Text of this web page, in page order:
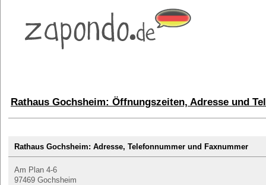
Rathaus Gochsheim: Öffnungszeiten, Adresse und
Rathaus Gochsheim: Adresse, Telefonnummer und Faxnummer
Am Plan 4-6
97469 Gochsheim